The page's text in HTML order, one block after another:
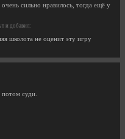
сильно нравилось, тогда ещё у
и добавил:
школота не оценит эту игру
суди.